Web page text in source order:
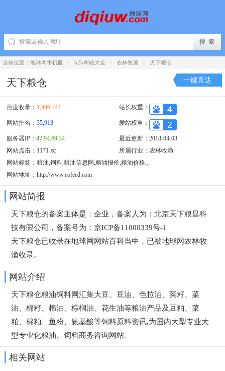
当前位置： 地球网手机版 > b2b网站大全 > 农林牧渔 > 天下粮仓
一键直达
天下粮仓
百度收录： 1,446,744 站长权重：
网站排名：35,913 爱站权重：
服务器IP：47.94.69.34
最近更新：2018-04-03
网站点击：1171 次
所属行业：农林牧渔
网站标签：粮油,饲料,粮油信息网,粮油报价,粮油价格,..
网站地址：http://www.cofeed.com
网站简报
天下粮仓的备案主体是：企业，备案人为：北京天下粮昌科
技有限公司，备案号为：京ICP备11000339号-1
天下粮仓已收录在地球网网站百科当中，已被地球网农林牧
渔收录。
网站介绍
天下粮仓粮油饲料网汇集大豆、豆油、色拉油、菜籽、菜
油、棉籽、棉油、棕榈油、花生油等粮油产品及豆粕、菜
粕、棉粕、鱼粉、氨基酸等饲料原料资讯,为国内大型专业大
型专业化粮油、饲料商务咨询网站.
相关网站